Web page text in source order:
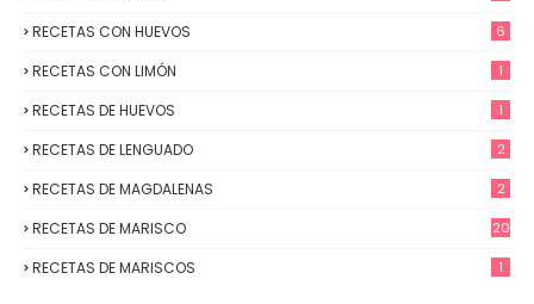
RECETAS CON HUEVOS 6
RECETAS CON LIMÓN 1
RECETAS DE HUEVOS 1
RECETAS DE LENGUADO 2
RECETAS DE MAGDALENAS 2
RECETAS DE MARISCO 20
RECETAS DE MARISCOS 1